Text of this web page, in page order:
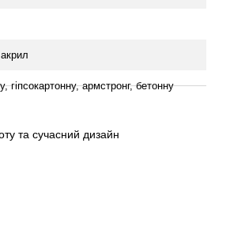
гіпсокартонну, армстронг, бетонну
та сучасний дизайн